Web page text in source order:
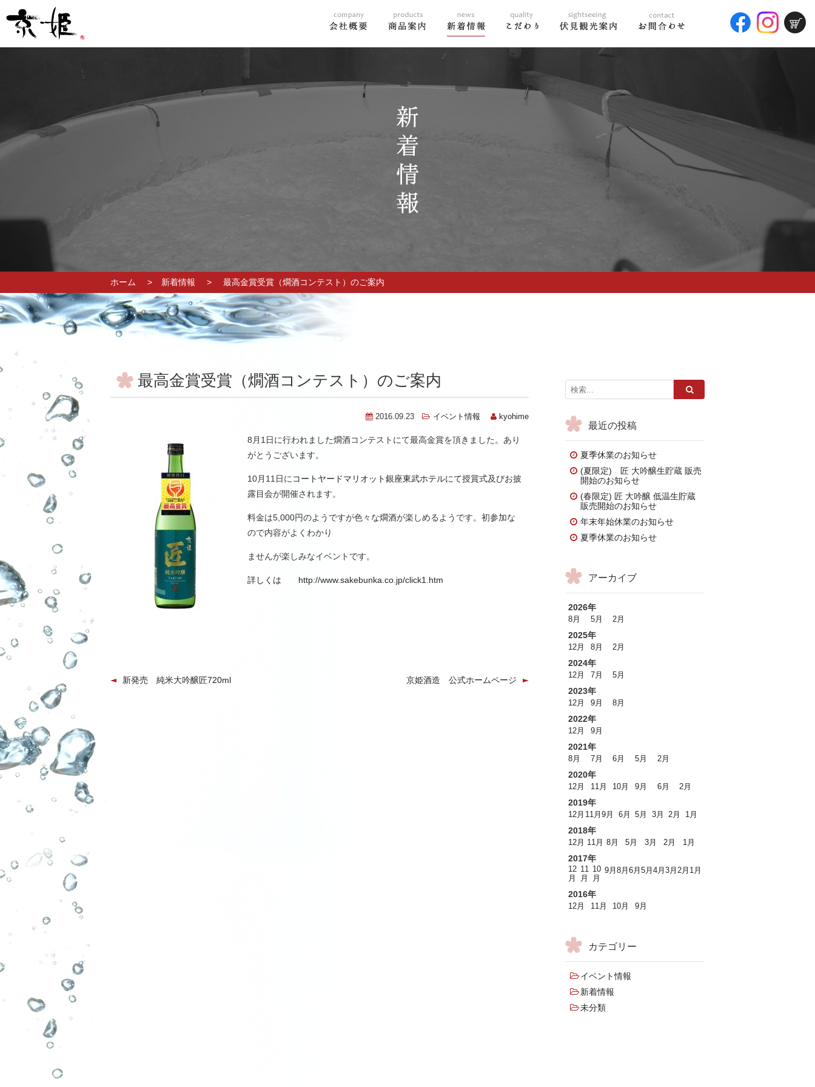
ホーム 新着情報 最高金賞受賞（燗酒コンテスト）のご案内
最高金賞受賞（燗酒コンテスト）のご案内
2016.09.23 イベント情報 kyohime
8月1日に行われました燗酒コンテストにて最高金賞を頂きました。あり
がとうございます。
10月11日に コートヤードマリオット銀座東武ホテルにて授賞式及びお披
露目会が開催されます。
料金は5,000円のようですが色々な燗酒が楽しめるようです。初参加な
ので内容がよくわかり
ませんが楽しみなイベントです。
詳しくは http://www.sakebunka.co.jp/click1.htm
新発売 純米大吟醸匠720ml 京姫酒造 公式ホームページ
最近の投稿
夏季休業のお知らせ
(夏限定) 匠 大吟醸生貯蔵 販売
開始のお知らせ
(春限定) 匠 大吟醸 低温生貯蔵
販売開始のお知らせ
年末年始休業のお知らせ
夏季休業のお知らせ
アーカイブ
2026年
8月 5月 2月
2025年
12月 8月 2月
2024年
12月 7月 5月
2023年
12月 9月 8月
2022年
12月 9月
2021年
8月 7月 6月 5月 2月
2020年
12月 11月 10月 9月 6月 2月
2019年
12月 11月 9月 6月 5月 3月 2月 1月
2018年
12月 11月 8月 5月 3月 2月 1月
2017年
12
月
11
月
10
月
9月 8月 6月 5月 4月 3月 2月 1月
2016年
12月 11月 10月 9月
カテゴリー
イベント情報
新着情報
未分類